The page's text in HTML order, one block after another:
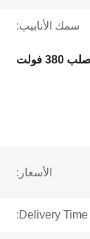
سمك الأنابيب:
فولت
الأسعار:
Delivery Time: